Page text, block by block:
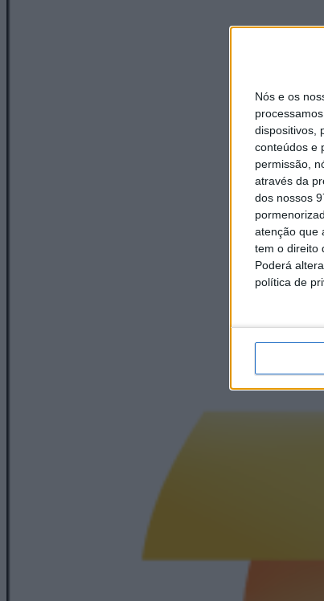
Nós e os
dispositivos,
conteúdos e
permissão,
através da
dos nossos
atenção que
tem o direito
Poderá
política de